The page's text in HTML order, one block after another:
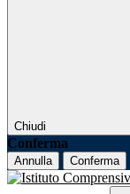
Chiudi
Conferma
Annulla Conferma